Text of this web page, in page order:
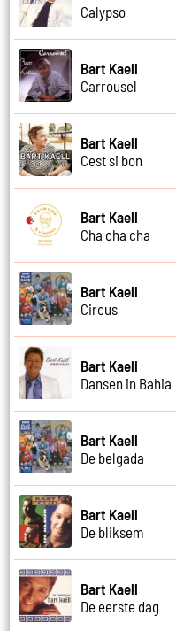
Calypso
Bart Kaell
Carrousel
Bart Kaell
Cest si bon
Bart Kaell
Cha cha cha
Bart Kaell
Circus
Bart Kaell
Dansen in Bahia
Bart Kaell
De belgada
Bart Kaell
De bliksem
Bart Kaell
De eerste dag